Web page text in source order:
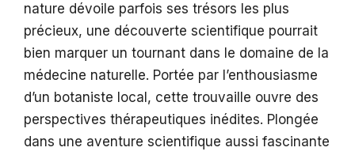
nature dévoile parfois ses trésors les plus
précieux, une découverte scientifique pourrait
bien marquer un tournant dans le domaine de la
médecine naturelle. Portée par l’enthousiasme
d’un botaniste local, cette trouvaille ouvre des
perspectives thérapeutiques inédites. Plongée
dans une aventure scientifique aussi fascinante